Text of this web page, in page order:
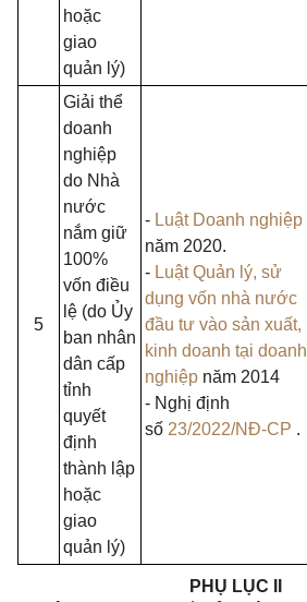
hoặc
giao
quản lý)
5
Giải thể
doanh
nghiệp
do Nhà
nước
nắm giữ
100%
vốn điều
lệ (do Ủy
ban nhân
dân cấp
tỉnh
quyết
định
thành lập
hoặc
giao
quản lý)
- Luật Doanh nghiệp
năm 2020.
- Luật Quản lý, sử
dụng vốn nhà nước
đầu tư vào sản xuất,
kinh doanh tại doanh
nghiệp năm 2014
- Nghị định
số 23/2022/NĐ-CP .
PHỤ LỤC II